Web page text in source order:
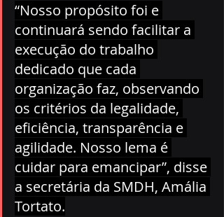
“Nosso propósito foi e
continuará sendo facilitar a
execução do trabalho
dedicado que cada
organização faz, observando
os critérios da legalidade,
eficiência, transparência e
agilidade. Nosso lema é
cuidar para emancipar”, disse
a secretária da SMDH, Amália
Tortato.